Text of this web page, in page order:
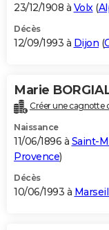
23/12/1908 à Volx(
Décès
12/09/1993 à Dijon (
Marie
Créer une cagnotte
Naissance
11/06/1896 à Saint-
Provence)
Décès
10/06/1993 à